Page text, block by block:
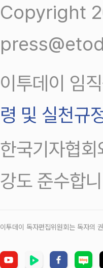
Copyright
이투데이 임
령 및 실천규
한국기자협
강도 준수합
이투데이 독자편집위원회는 독자의